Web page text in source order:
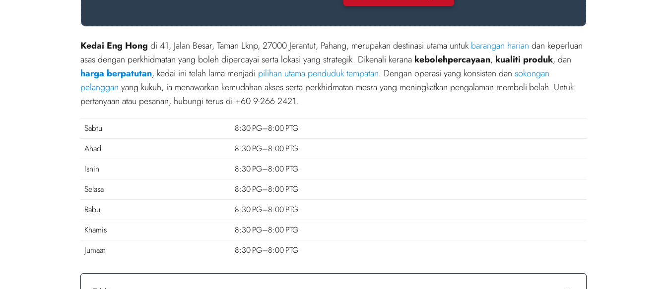
Kedai Eng Hong di 41, Jalan Besar, Taman Lknp, 27000 Jerantut, Pahang, merupakan destinasi utama untuk barangan harian dan keperluan
asas dengan perkhidmatan yang boleh dipercayai serta lokasi yang strategik. Dikenali kerana kebolehpercayaan, kualiti produk, dan
harga berpatutan, kedai ini telah lama menjadi pilihan utama penduduk tempatan. Dengan operasi yang konsisten dan sokongan
pelanggan yang kukuh, ia menawarkan kemudahan akses serta perkhidmatan mesra yang meningkatkan pengalaman membeli-belah. Untuk
pertanyaan atau pesanan, hubungi terus di +60 9-266 2421.
Sabtu
8:30 PG–8:00 PTG
Ahad
8:30 PG–8:00 PTG
Isnin
8:30 PG–8:00 PTG
Selasa
8:30 PG–8:00 PTG
Rabu
8:30 PG–8:00 PTG
Khamis
8:30 PG–8:00 PTG
Jumaat
8:30 PG–8:00 PTG